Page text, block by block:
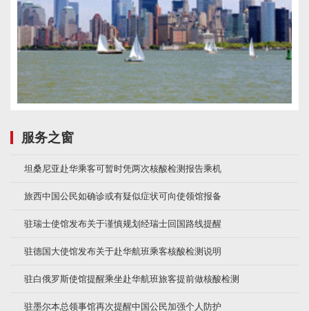
服务之窗
坦桑尼亚赴华乘客可暂时凭两次核酸检测报告乘机
旅西中国公民如确诊或有疑似症状可向使领馆报备
驻瑞士使馆发布关于谨慎规划经瑞士回国路线提醒
驻德国大使馆发布关于赴华航班乘客核酸检测说明
驻白俄罗斯使馆提醒乘坐赴华航班旅客提前做核酸检测
驻墨尔本总领事馆再次提醒中国公民加强个人防护